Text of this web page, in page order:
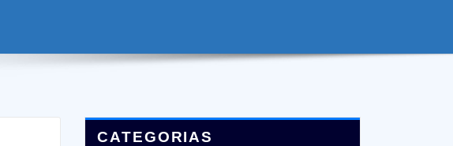
CATEGORIAS